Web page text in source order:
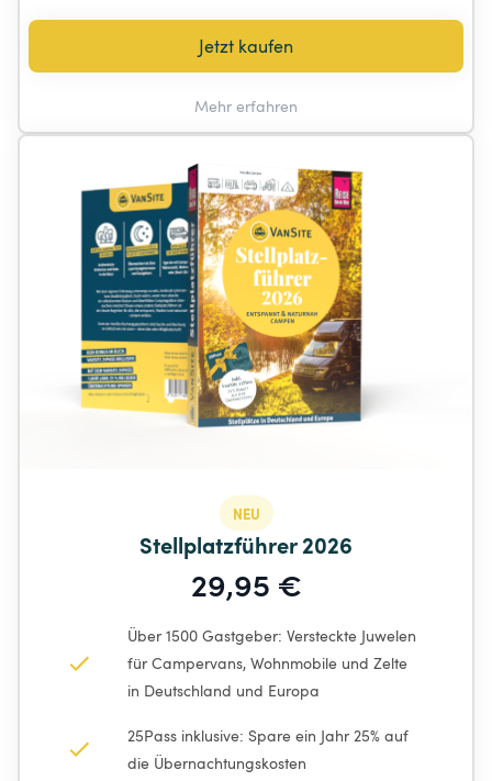
Jetzt kaufen
Mehr erfahren
NEU
Stellplatzführer 2026
29,95 €
Über 1500 Gastgeber: Versteckte Juwelen
für Campervans, Wohnmobile und Zelte
in Deutschland und Europa
25Pass inklusive: Spare ein Jahr 25% auf
die Übernachtungskosten